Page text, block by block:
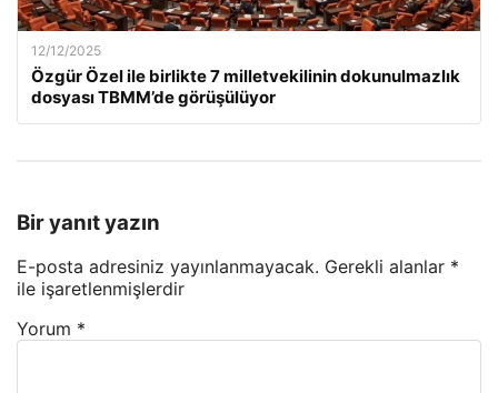
12/12/2025
Özgür Özel ile birlikte 7 milletvekilinin dokunulmazlık
dosyası TBMM’de görüşülüyor
Bir yanıt yazın
E-posta adresiniz yayınlanmayacak. Gerekli alanlar *
ile işaretlenmişlerdir
Yorum *